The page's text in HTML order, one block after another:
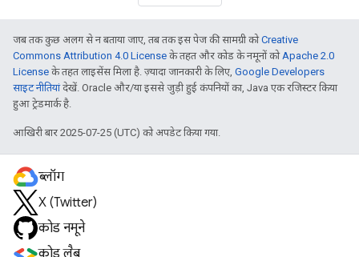
जब तक कुछ अलग से न बताया जाए, तब तक इस पेज की सामग्री कोCreative
Commons Attribution 4.0 License के तहत और कोड के नमूनों कोApache 2.0
License के तहत लाइसेंस मिला है. ज़्यादा जानकारी के लिए, Google Developers
साइट नीतियांदेखें. Oracle और/या इससे जुड़ी हुई कंपनियों का, Java एक रजिस्टर किया
हुआ ट्रेडमार्क है.
आखिरी बार 2025-07-25 (UTC) को अपडेट किया गया.
ब्लॉग
X (Twitter)
कोड नमूने
कोड लैब